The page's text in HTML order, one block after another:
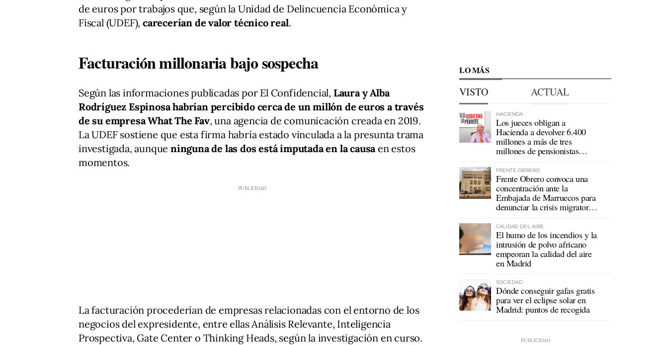
de euros por trabajos que, según la Unidad de Delincuencia Económica y
Fiscal (UDEF),carecerían de valor técnico real.
Facturación millonaria bajo sospecha
Según las informaciones publicadas por El Confidencial, Laura y Alba
Rodríguez Espinosa habrían percibido cerca de un millón de euros a través
de su empresa What The Fav, una agencia de comunicación creada en 2019.
La UDEF sostiene que esta firma habría estado vinculada a la presunta trama
investigada, aunqueninguna de las dos está imputada en la causaen estos
momentos.
La facturación procederían de empresas relacionadas con el entorno de los
negocios del expresidente, entre ellas Análisis Relevante, Inteligencia
Prospectiva, Gate Center o Thinking Heads, según la investigación en curso.
LO MÁS
VISTO ACTUAL
HACIENDA
Los jueces obligan a
Hacienda a devolver 6.400
millones a más de tres
millones de pensionistas
FRENTE OBRERO
Frente Obrero convoca una
concentración ante la
Embajada de Marruecos para
denunciar la crisis migratoria
CALIDAD DEL AIRE
El humo de los incendios y la
intrusión de polvo africano
empeoran la calidad del aire
en Madrid
SOCIEDAD
Dónde conseguir gafas gratis
para ver el eclipse solar en
Madrid: puntos de recogida